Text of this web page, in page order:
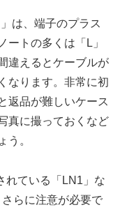
は、端子のプラス
ートの多くは「L」
違えるとケーブルが
なります。非常に初
返品が難しいケース
真に撮っておくなど
う。
れている「LN1」な
らに注意が必要で